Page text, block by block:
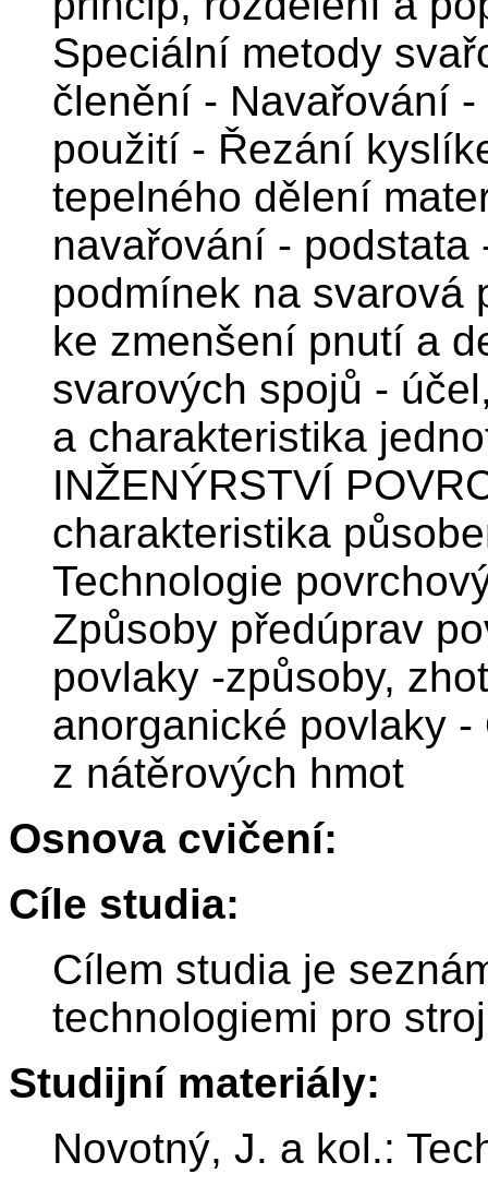
Speciální metody
členění - Navařování
použití - Řezání
tepelného dělení
navařování -
podmínek na svarová
ke zmenšení pnutí a
svarových spojů -
a charakteristika
INŽENÝRSTVÍ
charakteristika
Technologie
Způsoby předúprav
povlaky -způsoby,
anorganické povlaky
z nátěrových hmot
Osnova cvičení:
Cíle studia:
Cílem studia je
technologiemi pro
Studijní materiály:
Novotný, J. a kol.: